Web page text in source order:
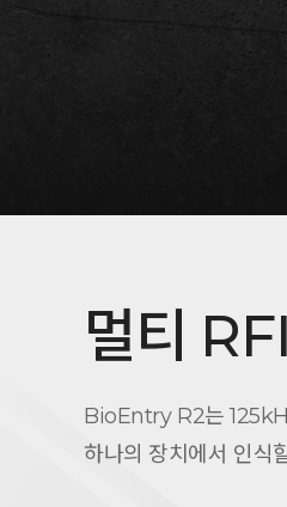
멀티
BioEntry R2는
하나의 장치에서 인식